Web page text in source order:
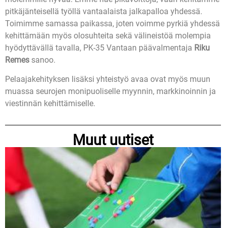
pitkäjänteisellä työllä vantaalaista jalkapalloa yhdessä.
Toimimme samassa paikassa, joten voimme pyrkiä yhdessä
kehittämään myös olosuhteita sekä välineistöä molempia
hyödyttävällä tavalla, PK-35 Vantaan päävalmentaja Riku
Remes sanoo.
Pelaajakehityksen lisäksi yhteistyö avaa ovat myös muun
muassa seurojen monipuoliselle myynnin, markkinoinnin ja
viestinnän kehittämiselle.
Muut uutiset